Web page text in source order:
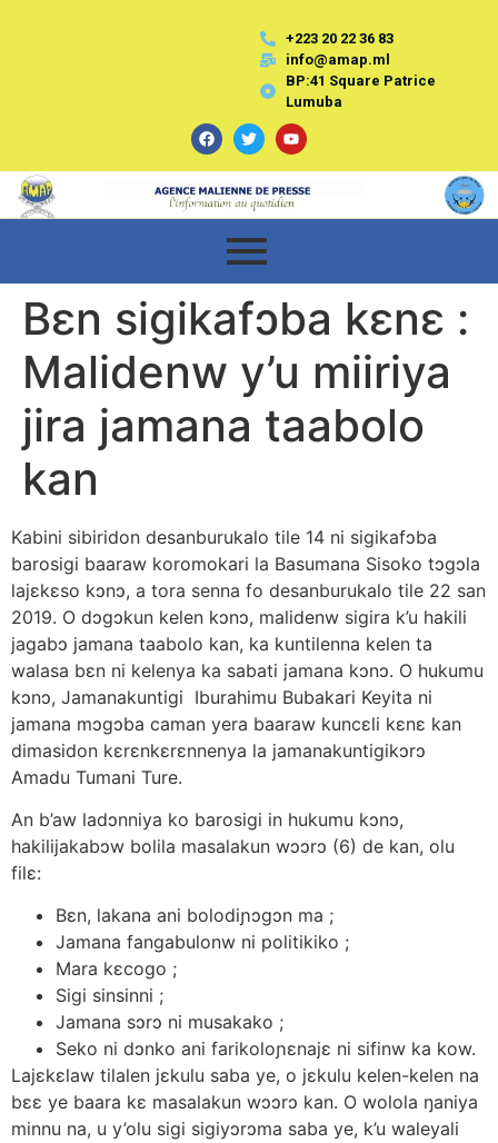
+223 20 22 36 83
info@amap.ml
BP:41 Square Patrice
Lumuba
Bεn sigikafɔba kεnε :
Malidenw y’u miiriya
jira jamana taabolo
kan
Kabini sibiridon desanburukalo tile 14 ni sigikafɔba
barosigi baaraw koromokari la Basumana Sisoko tɔgɔla
lajεkεso kɔnɔ, a tora senna fo desanburukalo tile 22 san
2019. O dɔgɔkun kelen kɔnɔ, malidenw sigira k’u hakili
jagabɔ jamana taabolo kan, ka kuntilenna kelen ta
walasa bεn ni kelenya ka sabati jamana kɔnɔ. O hukumu
kɔnɔ, Jamanakuntigi Iburahimu Bubakari Keyita ni
jamana mɔgɔba caman yera baaraw kuncεli kεnε kan
dimasidon kεrεnkεrεnnenya la jamanakuntigikɔrɔ
Amadu Tumani Ture.
An b’aw ladɔnniya ko barosigi in hukumu kɔnɔ,
hakilijakabɔw bolila masalakun wɔɔrɔ (6) de kan, olu
filε:
Bεn, lakana ani bolodiɲɔgɔn ma ;
Jamana fangabulonw ni politikiko ;
Mara kεcogo ;
Sigi sinsinni ;
Jamana sɔrɔ ni musakako ;
Seko ni dɔnko ani farikoloɲεnajε ni sifinw ka kow.
Lajεkεlaw tilalen jεkulu saba ye, o jεkulu kelen-kelen na
bεε ye baara kε masalakun wɔɔrɔ kan. O wolola ŋaniya
minnu na, u y’olu sigi sigiyɔrɔma saba ye, k’u waleyali